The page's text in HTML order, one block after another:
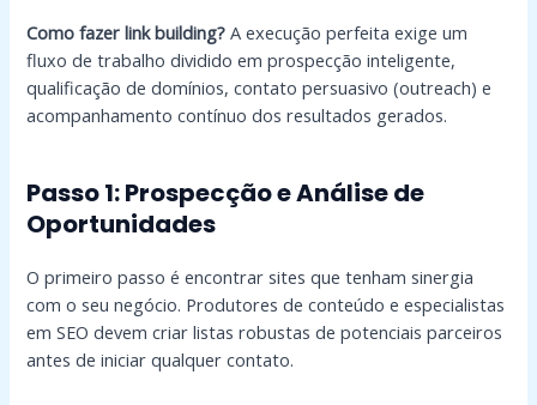
Como fazer link building? A execução perfeita exige um
fluxo de trabalho dividido em prospecção inteligente,
qualificação de domínios, contato persuasivo (outreach) e
acompanhamento contínuo dos resultados gerados.
Passo 1: Prospecção e Análise de
Oportunidades
O primeiro passo é encontrar sites que tenham sinergia
com o seu negócio. Produtores de conteúdo e especialistas
em SEO devem criar listas robustas de potenciais parceiros
antes de iniciar qualquer contato.